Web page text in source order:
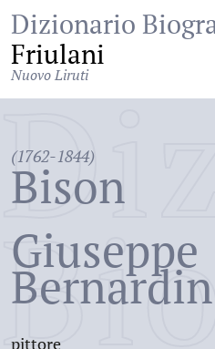
Dizionario
Friulani
Nuovo Liruti
(1762-1844)
Bison
Giuseppe
pittore